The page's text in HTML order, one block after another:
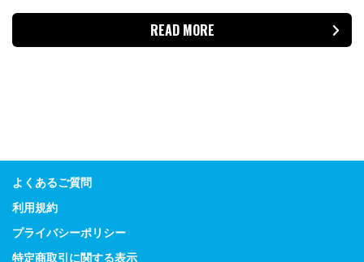
READ MORE
よくあるご質問
利用規約
プライバシーポリシー
特定商取引に関する表示